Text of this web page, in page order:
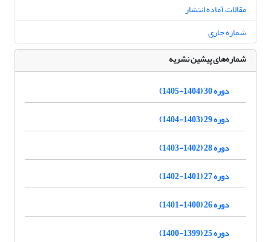
مقالات آماده انتشار
شماره جاری
شماره‌های پیشین نشریه
دوره 30 (1404-1405)
دوره 29 (1403-1404)
دوره 28 (1402-1403)
دوره 27 (1401-1402)
دوره 26 (1400-1401)
دوره 25 (1399-1400)